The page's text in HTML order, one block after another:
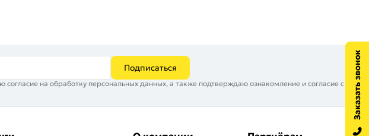
Подписаться
на обработку персональных данных, а также подтверждаю ознакомление и согласие с